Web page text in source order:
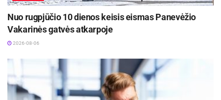
Žymos: Panevėžio miesto savivaldybė
Nuo rugpjūčio 10 dienos keisis eismas Panevėžio
Vakarinės gatvės atkarpoje
2026-08-06